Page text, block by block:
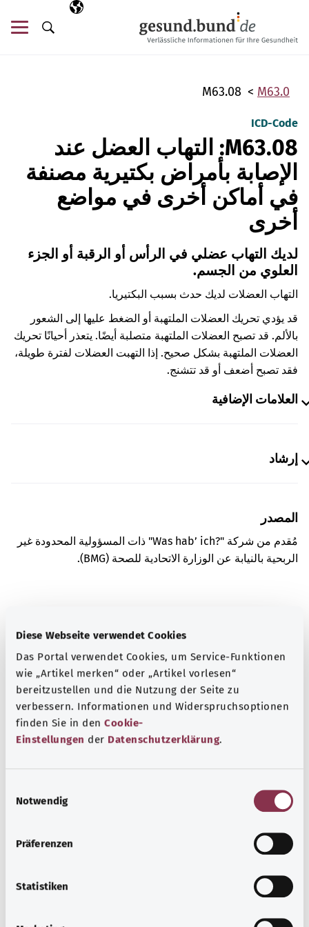
Diese Webseite verwendet Cookies
Das Portal verwendet Cookies, um Service-Funktionen
wie „Artikel merken“ oder „Artikel vorlesen“
bereitzustellen und die Nutzung der Seite zu
verbessern. Informationen und Widerspruchsoptionen
finden Sie in den Cookie-
Einstellungen der Datenschutzerklärung.
Notwendig
Präferenzen
Statistiken
اللغة المختارة
AR
البحث
M63.0
M63.08
ICD-Code
M63.08: التهاب العضل عند
الإصابة بأمراض بكتيرية مصنفة
في أماكن أخرى في مواضع
أخرى
لديك التهاب عضلي في الرأس أو الرقبة أو الجزء
العلوي من الجسم.
التهاب العضلات لديك حدث بسبب البكتيريا.
قد يؤدي تحريك العضلات الملتهبة أو الضغط عليها إلى الشعور
بالألم. قد تصبح العضلات الملتهبة متصلبة أيضًا. يتعذر أحيانًا تحريك
العضلات الملتهبة بشكل صحيح. إذا التهبت العضلات لفترة طويلة،
فقد تصبح أضعف أو قد تتشنج.
العلامات الإضافية
إرشاد
المصدر
مُقدم من شركة "Was hab’ ich?‎" ذات المسؤولية المحدودة غير
الربحية بالنيابة عن الوزارة الاتحادية للصحة (BMG).
المزيد من المقالات
مرض الزهري
الزهري عبارة عن مرض مُعدٍ منتشر على نطاق واسع في جميع
أنحاء العالم. يحدث المرض بسبب بكتيريا اللولبية الشاحبة، وهو